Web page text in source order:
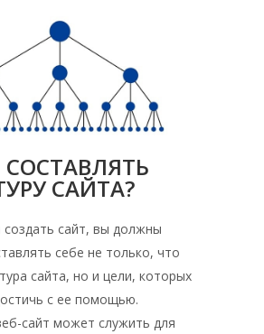
САЙТА?
сайт, вы должны
себе не только, что
сайта, но и цели, которых
с ее помощью.
сайт может служить для